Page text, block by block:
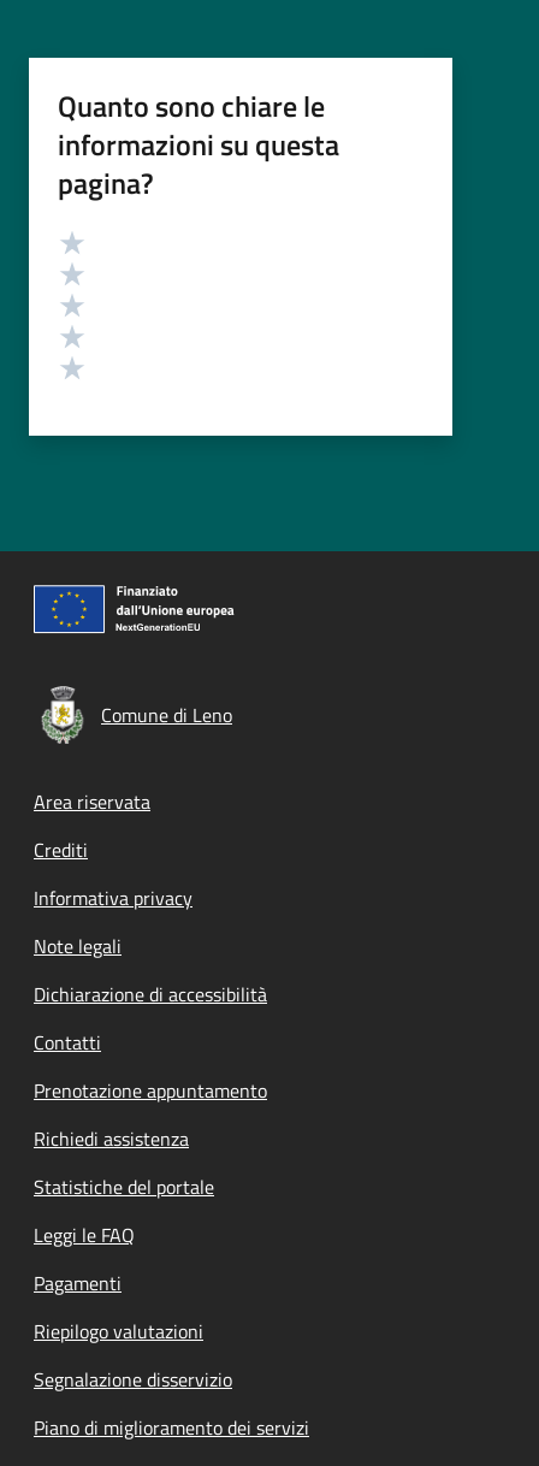
Quanto sono chiare le
informazioni su questa
pagina?
Valutazione
Comune di Leno
Footer menu
Area riservata
Crediti
Informativa privacy
Note legali
Dichiarazione di accessibilità
Contatti
Prenotazione appuntamento
Richiedi assistenza
Statistiche del portale
Leggi le FAQ
Pagamenti
Riepilogo valutazioni
Segnalazione disservizio
Piano di miglioramento dei servizi